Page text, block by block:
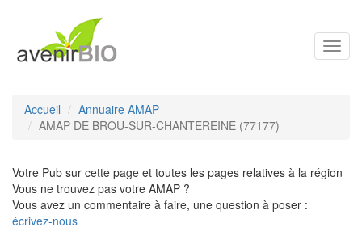
Accueil
Annuaire AMAP
AMAP DE BROU-SUR-CHANTEREINE (77177)
Votre Pub sur cette page et toutes les pages relatives à la région
Vous ne trouvez pas votre AMAP ?
Vous avez un commentaire à faire, une question à poser :
écrivez-nous